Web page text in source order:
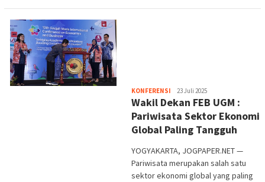
KONFERENSI Heri
Purwata
23 Juli 2025
Wakil Dekan FEB UGM :
Pariwisata Sektor Ekonomi
Global Paling Tangguh
YOGYAKARTA, JOGPAPER.NET —
Pariwisata merupakan salah satu
sektor ekonomi global yang paling